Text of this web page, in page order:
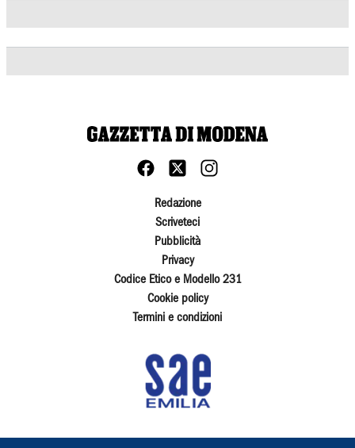
Redazione
Scriveteci
Pubblicità
Privacy
Codice Etico e Modello 231
Cookie policy
Termini e condizioni